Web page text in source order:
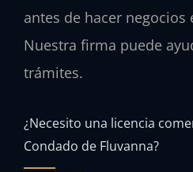
antes de hacer negocios
Nuestra firma puede
trámites.
¿Necesito una licencia
Condado de Fluvanna?